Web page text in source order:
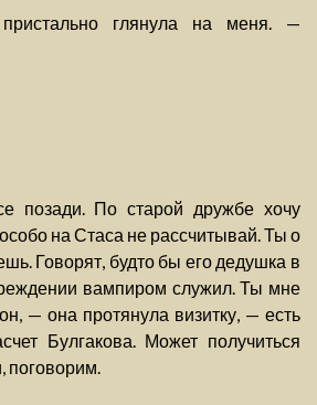
глянула на меня. —
позади. По старой дружбе хочу
на Стаса не рассчитывай. Ты о
Говорят, будто бы его дедушка в
вампиром служил. Ты мне
— она протянула визитку, — есть
Булгакова. Может получиться
поговорим.